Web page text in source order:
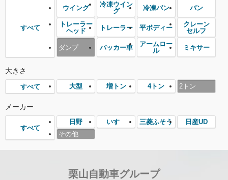
すべて
ウイング
冷凍ウイン
グ
冷凍バン バン
トレーラー
ヘッド
トレーラー 平ボディー
クレーン
セルフ
ダンプ パッカー車
アームロー
ル
ミキサー
大きさ
すべて 大型 増トン 4トン 2トン
メーカー
すべて
日野 いすゞ 三菱ふそう
日産UD
その他
栗山自動車グループ